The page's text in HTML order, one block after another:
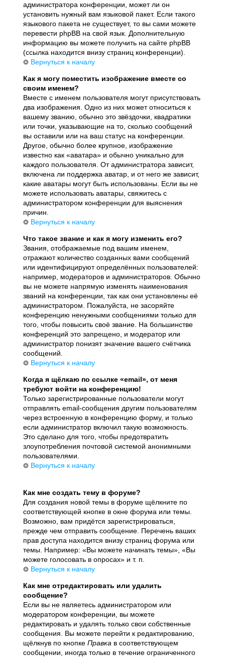
администратора конференции, может ли он
установить нужный вам языковой пакет. Если такого
языкового пакета не существует, то вы сами можете
перевести phpBB на свой язык. Дополнительную
информацию вы можете получить на сайте phpBB
(ссылка находится внизу страниц конференции).
Вернуться к началу
Как я могу поместить изображение вместе со
своим именем?
Вместе с именем пользователя могут присутствовать
два изображения. Одно из них может относиться к
вашему званию, обычно это звёздочки, квадратики
или точки, указывающие на то, сколько сообщений
вы оставили или на ваш статус на конференции.
Другое, обычно более крупное, изображение
известно как «аватара» и обычно уникально для
каждого пользователя. От администратора зависит,
включена ли поддержка аватар, и от него же зависит,
какие аватары могут быть использованы. Если вы не
можете использовать аватары, свяжитесь с
администратором конференции для выяснения
причин.
Вернуться к началу
Что такое звание и как я могу изменить его?
Звания, отображаемые под вашим именем,
отражают количество созданных вами сообщений
или идентифицируют определённых пользователей:
например, модераторов и администраторов. Обычно
вы не можете напрямую изменять наименования
званий на конференции, так как они установлены её
администратором. Пожалуйста, не засоряйте
конференцию ненужными сообщениями только для
того, чтобы повысить своё звание. На большинстве
конференций это запрещено, и модератор или
администратор понизят значение вашего счётчика
сообщений.
Вернуться к началу
Когда я щёлкаю по ссылке «email», от меня
требуют войти на конференцию!
Только зарегистрированные пользователи могут
отправлять email-сообщения другим пользователям
через встроенную в конференцию форму, и только
если администратор включил такую возможность.
Это сделано для того, чтобы предотвратить
злоупотребления почтовой системой анонимными
пользователями.
Вернуться к началу
Как мне создать тему в форуме?
Для создания новой темы в форуме щёлкните по
соответствующей кнопке в окне форума или темы.
Возможно, вам придётся зарегистрироваться,
прежде чем отправить сообщение. Перечень ваших
прав доступа находится внизу страниц форума или
темы. Например: «Вы можете начинать темы», «Вы
можете голосовать в опросах» и т. п.
Вернуться к началу
Как мне отредактировать или удалить
сообщение?
Если вы не являетесь администратором или
модератором конференции, вы можете
редактировать и удалять только свои собственные
сообщения. Вы можете перейти к редактированию,
щёлкнув по кнопкеПравка в соответствующем
сообщении, иногда только в течение ограниченного